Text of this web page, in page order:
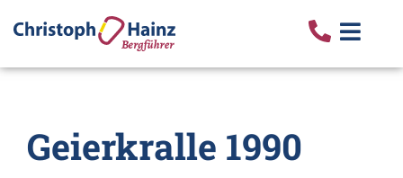
Geierkralle 1990